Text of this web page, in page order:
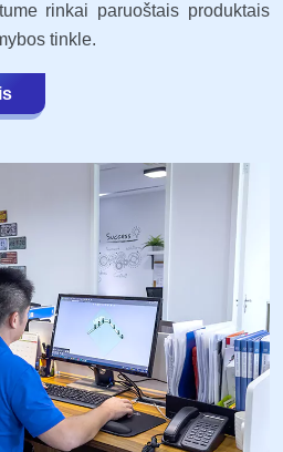
rinkai paruoštais produktais
tinkle.